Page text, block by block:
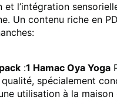
et l’intégration
Un contenu riche en
:1 Hamac Oya Yoga
spécialement
utilisation à la